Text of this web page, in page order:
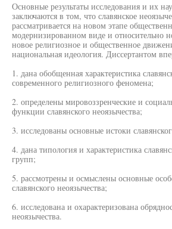
Основные результаты исследования и их
заключаются в том, что славянское
рассматривается на новом этапе
модернизированном виде и относительно
новое религиозное и общественное
национальная идеология. Диссертантом
1. дана обобщенная характеристика
современного религиозного феномена;
2. определены мировоззренческие и
функции славянского неоязычества;
3. исследованы основные истоки
4. дана типология и характеристика
групп;
5. рассмотрены и осмыслены основные
славянского неоязычества;
6. исследована и охарактеризована
неоязычества.